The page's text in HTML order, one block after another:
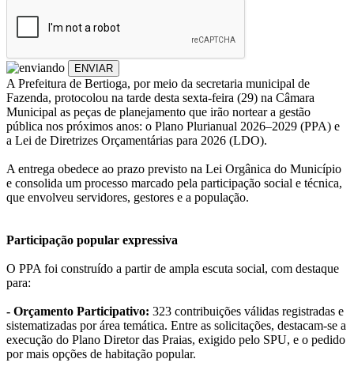
ENVIAR
A Prefeitura de Bertioga, por meio da secretaria municipal de
Fazenda, protocolou na tarde desta sexta-feira (29) na Câmara
Municipal as peças de planejamento que irão nortear a gestão
pública nos próximos anos: o Plano Plurianual 2026–2029 (PPA) e
a Lei de Diretrizes Orçamentárias para 2026 (LDO).
A entrega obedece ao prazo previsto na Lei Orgânica do Município
e consolida um processo marcado pela participação social e técnica,
que envolveu servidores, gestores e a população.
Participação popular expressiva
O PPA foi construído a partir de ampla escuta social, com destaque
para:
- Orçamento Participativo: 323 contribuições válidas registradas e
sistematizadas por área temática. Entre as solicitações, destacam-se a
execução do Plano Diretor das Praias, exigido pelo SPU, e o pedido
por mais opções de habitação popular.